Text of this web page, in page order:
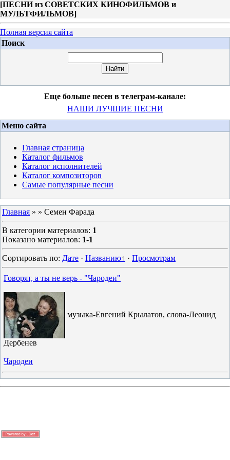
[ПЕСНИ из СОВЕТСКИХ КИНОФИЛЬМОВ и
МУЛЬТФИЛЬМОВ]
Полная версия сайта
Поиск
Еще больше песен в телеграм-канале:
НАШИ ЛУЧШИЕ ПЕСНИ
Меню сайта
Главная страница
Каталог фильмов
Каталог исполнителей
Каталог композиторов
Самые популярные песни
Главная » » Семен Фарада
В категории материалов: 1
Показано материалов: 1-1
Сортировать по: Дате · Названию · Просмотрам
Говорят, а ты не верь - "Чародеи"
музыка-Евгений Крылатов, слова-Леонид
Дербенев
Чародеи